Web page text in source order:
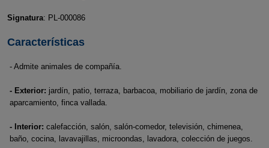
Signatura: PL-000086
Características
- Admite animales de compañía.
- Exterior: jardín, patio, terraza, barbacoa, mobiliario de jardín, zona de
aparcamiento, finca vallada.
- Interior: calefacción, salón, salón-comedor, televisión, chimenea,
baño, cocina, lavavajillas, microondas, lavadora, colección de juegos.